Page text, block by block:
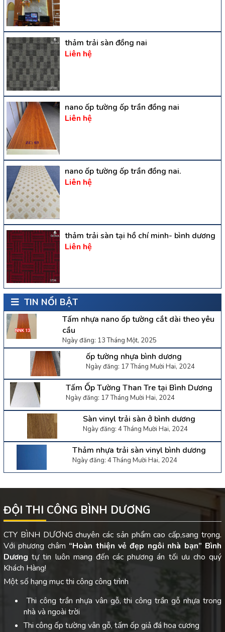
thảm trải sàn đồng nai
Liên hệ
nano ốp tường ốp trần đồng nai
Liên hệ
nano ốp tường ốp trần đồng nai.
Liên hệ
thảm trải sàn tại hồ chí minh- bình dương
Liên hệ
TIN NỔI BẬT
Tấm nhựa nano ốp tường cắt dài theo yêu
cầu
Ngày đăng: 13 Tháng Một, 2025
ốp tường nhựa bình dương
Ngày đăng: 17 Tháng Mười Hai, 2024
Tấm Ốp Tường Than Tre tại Bình Dương
Ngày đăng: 17 Tháng Mười Hai, 2024
Sàn vinyl trải sàn ở bình dương
Ngày đăng: 4 Tháng Mười Hai, 2024
Thảm nhựa trải sàn vinyl bình dương
Ngày đăng: 4 Tháng Mười Hai, 2024
ĐỘI THI CÔNG BÌNH DƯƠNG
CTY BÌNH DƯƠNG chuyên các sản phẩm cao cấp,sang trọng.
Với phương châm “Hoàn thiện vẻ đẹp ngôi nhà bạn” Bình
Dươngtự tin luôn mang đến các phương án tối ưu cho quý
Khách Hàng!
Một số hạng mục thi công công trình
Thi công trần nhựa vân gỗ, thi công trần gỗ nhựa trong
nhà và ngoài trời
Thi công ốp tường vân gỗ, tấm ốp giả đá hoa cương